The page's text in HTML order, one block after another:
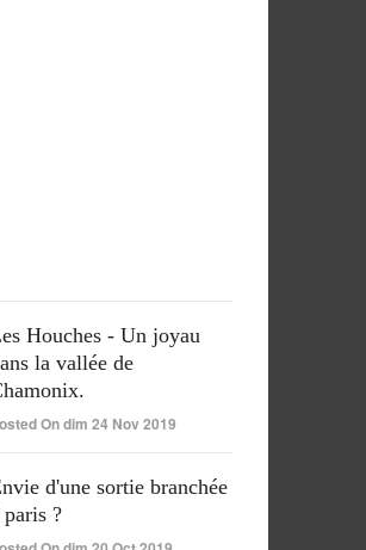
Houches - Un joyau
la vallée de
On dim 24 Nov 2019
d'une sortie branchée
paris ?